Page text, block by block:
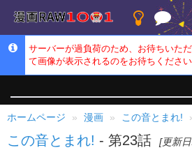
サーバーが過負荷のため、お待ちいた
て画像が表示されるのをお待ちください
ホームページ 漫画 この音とまれ!
この音とまれ! - 第23話 [更新